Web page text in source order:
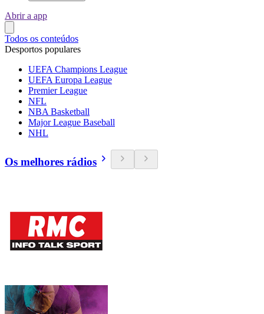
Abrir a app
Todos os conteúdos
Desportos populares
UEFA Champions League
UEFA Europa League
Premier League
NFL
NBA Basketball
Major League Baseball
NHL
Os melhores rádios